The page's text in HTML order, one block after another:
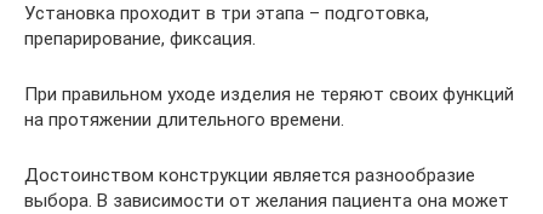
Установка проходит в три этапа – подготовка,
препарирование, фиксация.
При правильном уходе изделия не теряют своих функций
на протяжении длительного времени.
Достоинством конструкции является разнообразие
выбора. В зависимости от желания пациента она может